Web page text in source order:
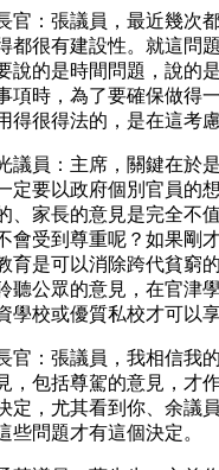
官：張議員，最近幾次
都很有建設性。就這問
說的是時間問題，說的
項時，為了要確保做得
得很得法的，是在這考
議員：主席，關鍵在於
定要以政府個別官員的
、家長的意見是完全不
會受到尊重呢？如果剛
育是可以消除跨代貧窮
聽公眾的意見，在官津
學校或優質私校才可以
官：張議員，我相信我
，包括尊駕的意見，才
定，尤其看到你、余議
些問題才有這個決定。